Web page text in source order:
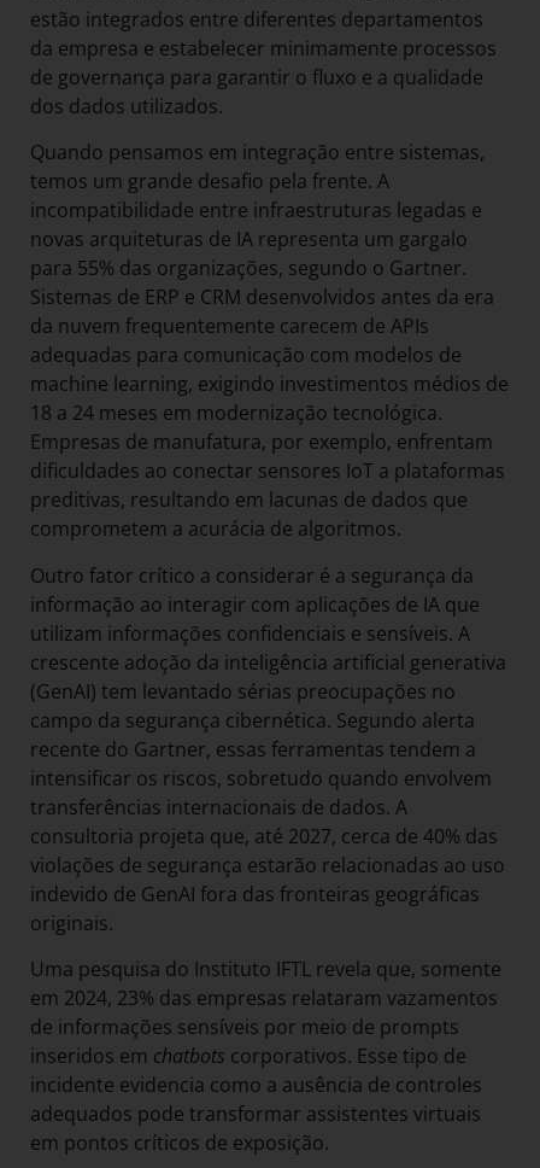
estão integrados entre diferentes departamentos
da empresa e estabelecer minimamente processos
de governança para garantir o fluxo e a qualidade
dos dados utilizados.
Quando pensamos em integração entre sistemas,
temos um grande desafio pela frente. A
incompatibilidade entre infraestruturas legadas e
novas arquiteturas de IA representa um gargalo
para 55% das organizações, segundo o Gartner.
Sistemas de ERP e CRM desenvolvidos antes da era
da nuvem frequentemente carecem de APIs
adequadas para comunicação com modelos de
machine learning, exigindo investimentos médios de
18 a 24 meses em modernização tecnológica.
Empresas de manufatura, por exemplo, enfrentam
dificuldades ao conectar sensores IoT a plataformas
preditivas, resultando em lacunas de dados que
comprometem a acurácia de algoritmos.
Outro fator crítico a considerar é a segurança da
informação ao interagir com aplicações de IA que
utilizam informações confidenciais e sensíveis. A
crescente adoção da inteligência artificial generativa
(GenAI) tem levantado sérias preocupações no
campo da segurança cibernética. Segundo alerta
recente do Gartner, essas ferramentas tendem a
intensificar os riscos, sobretudo quando envolvem
transferências internacionais de dados. A
consultoria projeta que, até 2027, cerca de 40% das
violações de segurança estarão relacionadas ao uso
indevido de GenAI fora das fronteiras geográficas
originais.
Uma pesquisa do Instituto IFTL revela que, somente
em 2024, 23% das empresas relataram vazamentos
de informações sensíveis por meio de prompts
inseridos em chatbots corporativos. Esse tipo de
incidente evidencia como a ausência de controles
adequados pode transformar assistentes virtuais
em pontos críticos de exposição.